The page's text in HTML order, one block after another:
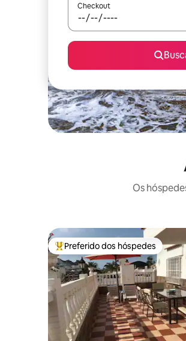
Checkout
Os
Entre os melhores preferidos dos
Preferido dos hóspedes